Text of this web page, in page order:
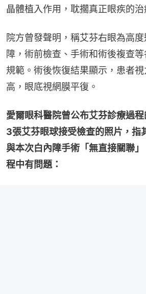
晶體植入作用，耽擱真正眼疾的治
院方曾發聲明，稱艾芬右眼為高
障，術前檢查、手術和術後複查
規範。術後恢復結果顯示，患者
高，眼底視網膜平復。
愛爾眼科醫院曾公布艾芬診療過
3張艾芬眼球接受檢查的照片，指
與本次白內障手術「無直接關聯
程中有問題：